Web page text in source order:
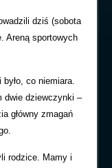
dziś (sobota
Areną sportowych
co niemiara.
dwie dziewczynki –
główny zmagań
rodzice. Mamy i